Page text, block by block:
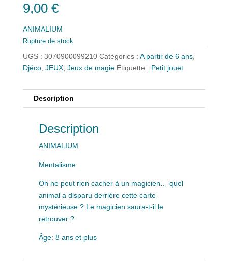
9,00 €
ANIMALIUM
Rupture de stock
UGS : 3070900099210 Catégories : A partir de 6 ans,
Djéco, JEUX, Jeux de magie Étiquette : Petit jouet
Description
Description
ANIMALIUM
Mentalisme
On ne peut rien cacher à un magicien… quel
animal a disparu derrière cette carte
mystérieuse ? Le magicien saura-t-il le
retrouver ?
Âge: 8 ans et plus